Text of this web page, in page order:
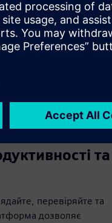
Mute Settings
PIP
та
перевіряйте та
дозволяє